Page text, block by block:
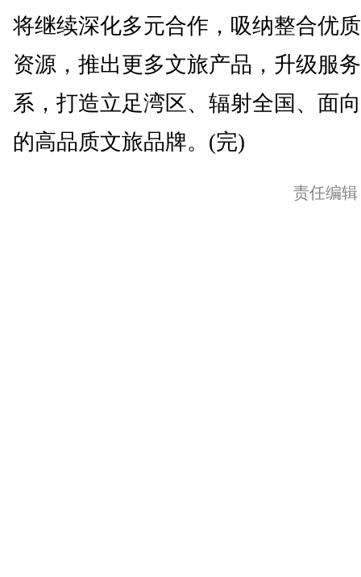
将继续深化多元合作，吸纳整合优
资源，推出更多文旅产品，升级服
系，打造立足湾区、辐射全国、面
的高品质文旅品牌。(完)
责任编